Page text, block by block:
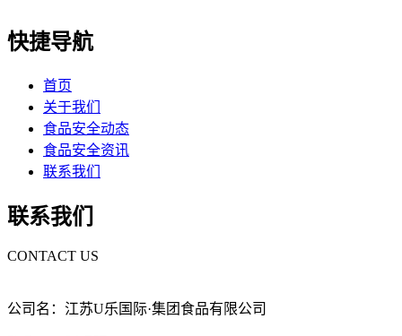
快捷导航
首页
关于我们
食品安全动态
食品安全资讯
联系我们
联系我们
CONTACT US
公司名：江苏U乐国际·集团食品有限公司